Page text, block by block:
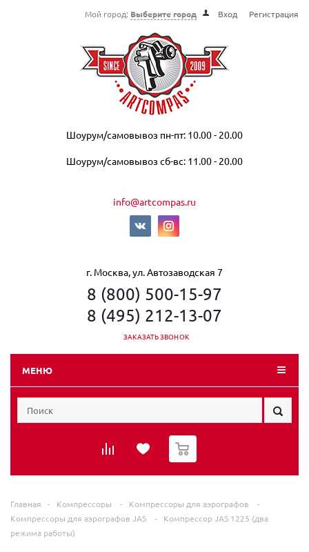
Мой город: Выберите город Вход Регистрация
Шоурум/самовывоз пн-пт: 10.00 - 20.00
Шоурум/самовывоз сб-вс: 11.00 - 20.00
info@artcompas.ru
г. Москва, ул. Автозаводская 7
8 (800) 500-15-97
8 (495) 212-13-07
ЗАКАЗАТЬ ЗВОНОК
МЕНЮ
0
Главная - Компрессоры - Компрессоры для аэрографов
-
Компрессоры для аэрографов JAS
-
Компрессор JAS 1225 (два
режима работы)